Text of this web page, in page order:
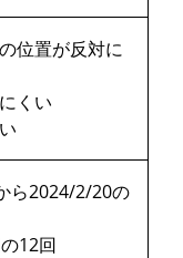
位置が反対に
くい
ら2024/2/20の
12回